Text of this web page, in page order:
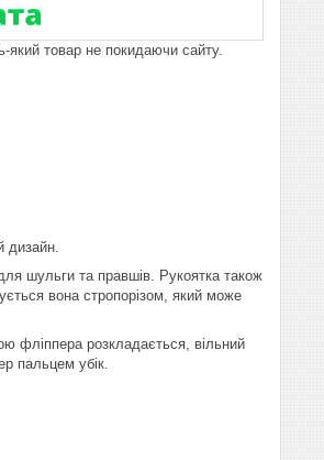
який товар не покидаючи сайту.
дизайн.
шульги та правшів. Рукоятка також
вона стропорізом, який може
фліппера розкладається, вільний
пальцем убік.